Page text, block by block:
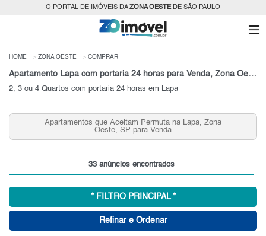
O PORTAL DE IMÓVEIS DAZONA OESTEDE SÃO PAULO
HOME ZONA OESTE COMPRAR
Apartamento Lapa com portaria 24 horas para Venda, Zona Oeste, SP
2, 3 ou 4 Quartos com portaria 24 horas em Lapa
Apartamentos que Aceitam Permuta na Lapa, Zona
Oeste, SP para Venda
33 anúncios encontrados
* FILTRO PRINCIPAL *
Refinar e Ordenar